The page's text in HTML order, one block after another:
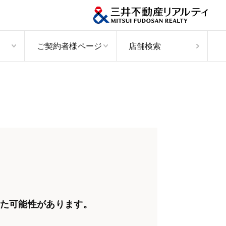
ご契約者様ページ 店舗検索
可能性があります。